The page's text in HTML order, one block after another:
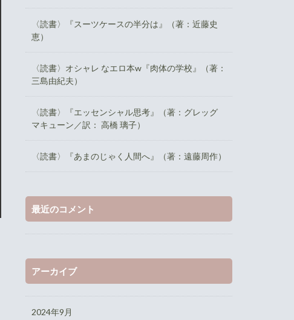
〈読書〉『スーツケースの半分は』（著：近藤史
恵）
〈読書〉オシャレ なエロ本w『肉体の学校』（著：
三島由紀夫）
〈読書〉『エッセンシャル思考』（著：グレッグ
マキューン／訳： 高橋 璃子）
〈読書〉『あまのじゃく人間へ』（著：遠藤周作）
最近のコメント
アーカイブ
2024年9月